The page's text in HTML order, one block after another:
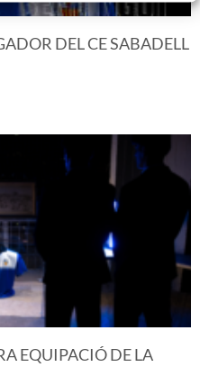
DEL CE SABADELL
EQUIPACIÓ DE LA